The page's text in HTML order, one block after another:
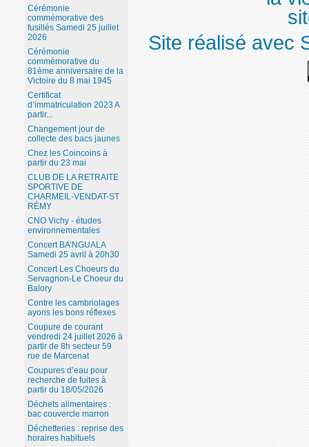
Cérémonie
commémorative des
fusillés Samedi 25 juillet
2026
Cérémonie
commémorative du
81ème anniversaire de la
Victoire du 8 mai 1945
Certificat
d’immatriculation 2023 A
partir...
Changement jour de
collecte des bacs jaunes
Chez les Coincoins à
partir du 23 mai
CLUB DE LA RETRAITE
SPORTIVE DE
CHARMEIL-VENDAT-ST
RÉMY
CNO Vichy - études
environnementales
Concert BA’NGUALA
Samedi 25 avril à 20h30
Concert Les Choeurs du
Servagnon-Le Choeur du
Balory
Contre les cambriolages
ayons les bons réflexes
Coupure de courant
vendredi 24 juillet 2026 à
partir de 8h secteur 59
rue de Marcenat
Coupures d’eau pour
recherche de fuites à
partir du 18/05/2026
Déchets alimentaires :
bac couvercle marron
Déchetteries : reprise des
horaires habituels
Site réalisé avec